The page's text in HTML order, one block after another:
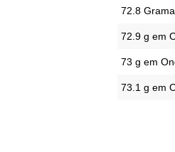
72.8
72.9 g em
73 g em
73.1 g em